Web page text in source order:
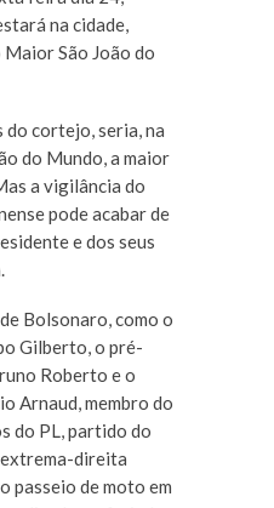
na cidade,
São João do
cortejo, seria, na
do Mundo, a maior
a vigilância do
pode acabar de
e dos seus
Bolsonaro, como o
Gilberto, o pré-
Roberto e o
Arnaud, membro do
do PL, partido do
direita
passeio de moto em